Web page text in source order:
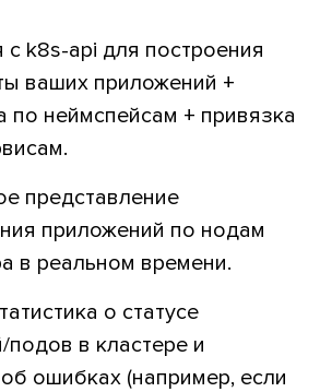
с k8s-api для построения
ваших приложений +
по неймспейсам + привязка
представление
приложений по нодам
в реальном времени.
о статусе
в кластере и
ошибках (например, если